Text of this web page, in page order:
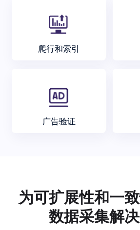
爬行和索引
广告验证
为可扩展性和一
数据采集解